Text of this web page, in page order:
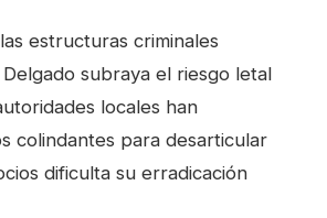
estructuras criminales
subraya el riesgo letal
locales han
colindantes para desarticular
dificulta su erradicación